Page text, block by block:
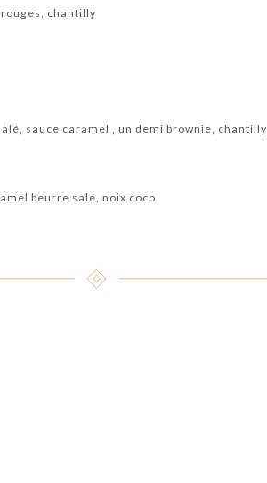
chantilly
sauce caramel , un demi brownie, chantilly
beurre salé, noix coco